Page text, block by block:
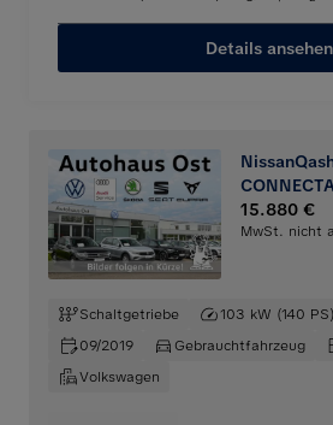
Details ansehen
15.880 €
MwSt. nicht
Schaltgetriebe 103 kW (140 PS)
09/2019
Gebrauchtfahrzeug
Volkswagen